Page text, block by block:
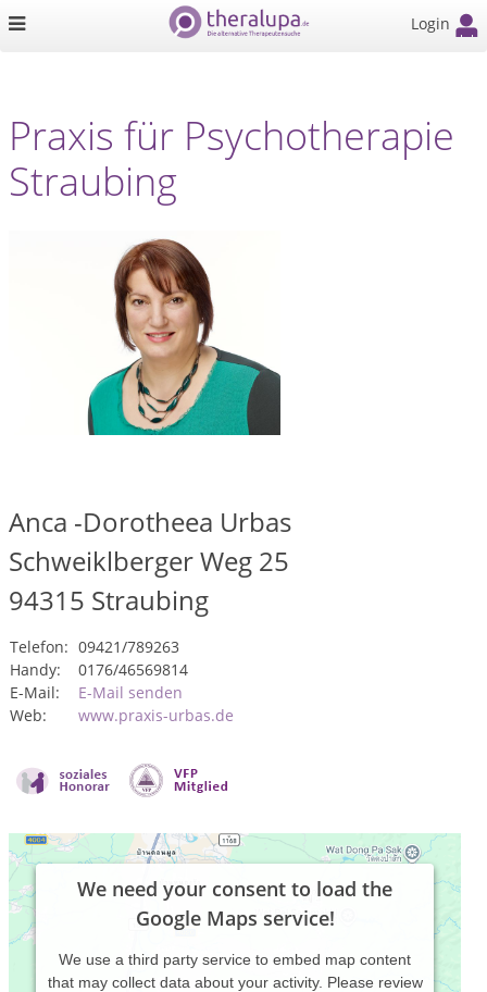
Login
Praxis für Psychotherapie
Straubing
Anca -Dorotheea Urbas
Schweiklberger Weg 25
94315 Straubing
Telefon: 09421/789263
Handy:
0176/46569814
E-Mail:
E-Mail senden
Web:
www.praxis-urbas.de
We need your consent to load the
Google Maps service!
We use a third party service to embed map content
that may collect data about your activity. Please review